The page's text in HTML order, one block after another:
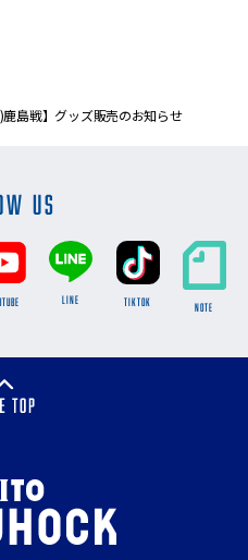
)鹿島戦】グッズ販売のお知らせ
US
LINE TikTok NOTE